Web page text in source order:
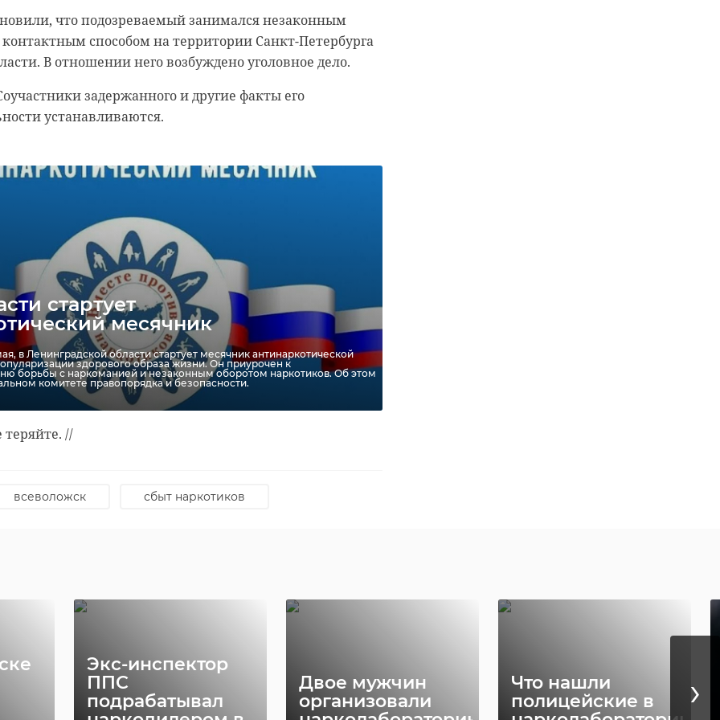
что подозреваемый занимался незаконным
способом на территории Санкт-Петербурга
В отношении него возбуждено уголовное дело.
задержанного и другие факты его
устанавливаются.
стартует
месячник
в Ленинградской области стартует месячник антинаркотической
здорового образа жизни. Он приурочен к
борьбы с наркоманией и незаконным оборотом наркотиков. Об этом
комитете правопорядка и безопасности.
теряйте. //
всеволожск сбыт наркотиков
Экс-инспектор
ППС
подрабатывал
Двое мужчин
организовали
Что нашли
полицейские в
›
университете
водителя питбайка из
педиатрического университета спасли подростка, который,
попал в аварию в поселке Песочный. Врачи провели ряд операций,
угрозы летального исхода.
теряйте. //
сбили ребенка питбайк
4045
служба река волхов